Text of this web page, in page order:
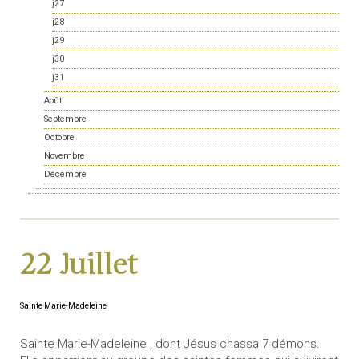
j27
j28
j29
j30
j31
Août
Septembre
Octobre
Novembre
Décembre
22 Juillet
Sainte Marie-Madeleine
Sainte Marie-Madeleine , dont Jésus chassa 7 démons.